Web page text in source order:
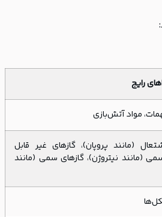
رایج
مواد آتش‌بازی
(مانند پروپان)، گازهای غیر قابل
(مانند نیتروژن)، گازهای سمی (مانند